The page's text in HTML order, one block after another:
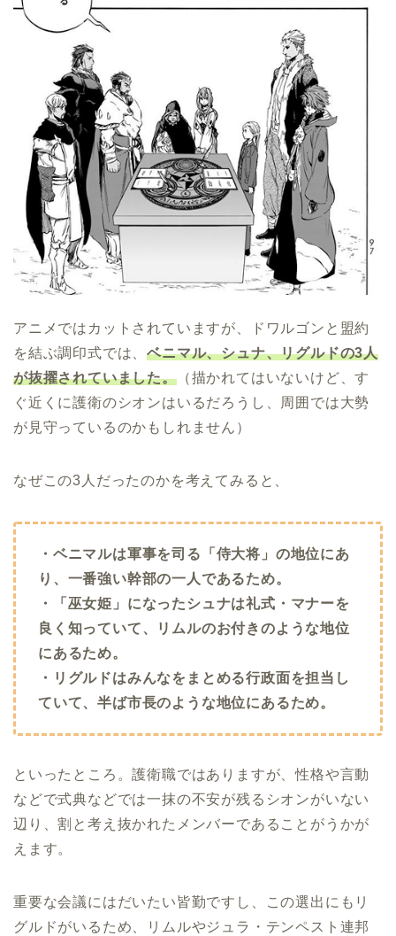
アニメではカットされていますが、ドワルゴンと盟約
を結ぶ調印式では、ベニマル、シュナ、リグルドの3人
が抜擢されていました。（描かれてはいないけど、す
ぐ近くに護衛のシオンはいるだろうし、周囲では大勢
が見守っているのかもしれません）
なぜこの3人だったのかを考えてみると、
・ベニマルは軍事を司る「侍大将」の地位にあ
り、一番強い幹部の一人であるため。
・「巫女姫」になったシュナは礼式・マナーを
良く知っていて、リムルのお付きのような地位
にあるため。
・リグルドはみんなをまとめる行政面を担当し
ていて、半ば市長のような地位にあるため。
といったところ。護衛職ではありますが、性格や言動
などで式典などでは一抹の不安が残るシオンがいない
辺り、割と考え抜かれたメンバーであることがうかが
えます。
重要な会議にはだいたい皆勤ですし、この選出にもリ
グルドがいるため、リムルやジュラ・テンペスト連邦